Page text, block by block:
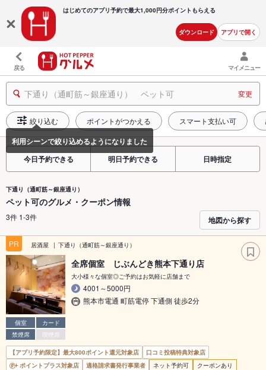
はじめてのアプリ予約で最大1,000円分ポイントもらえる
ダウンロード アプリで開く
戻る マイメニュー
下通り（通町筋～銀座通り） ペット可 変更
絞り込む ポイントがつかえる スマート支払い可
今日予約できる 明日予約できる 日時指定
下通り（通町筋～銀座通り）
ペット可のグルメ・クーポン情報
3件 1-3件 地図から探す
PR 居酒屋 下通り（通町筋～銀座通り）
個室
カード
禁煙席
喫煙席
全席個室 じぶんどき熊本下通り店
大小様々な個室◎ご予約はお気軽に店舗まで
4001～5000円
熊本市電通 町筋電停 下通側 徒歩2分
【アプリ予約限定】最大800ポイント還元対象店
口コミ投稿特典対象店
ポイントプラス対象店
適格請求書発行事業者 ネット予約可 クーポンあり